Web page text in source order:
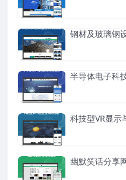
钢材及玻璃钢
半导体电子科
科技型VR显示
幽默笑话分享